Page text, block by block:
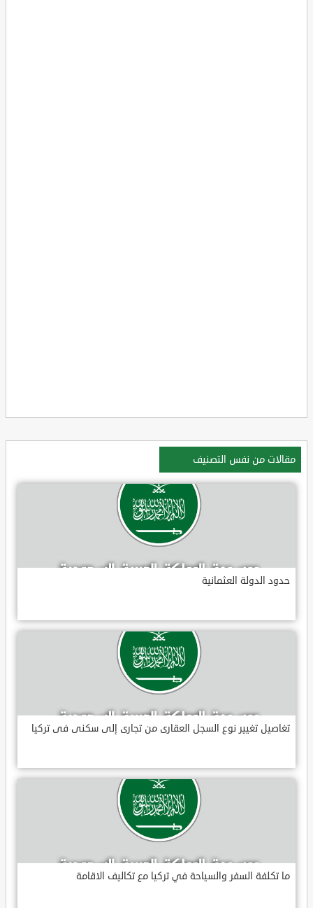
مقالات من نفس التصنيف
حدود الدولة العثمانية
تغاصيل تغيير نوع السجل العقارى من تجارى إلى سكنى فى تركيا
ما تكلفة السفر والسياحة في تركيا مع تكاليف الاقامة